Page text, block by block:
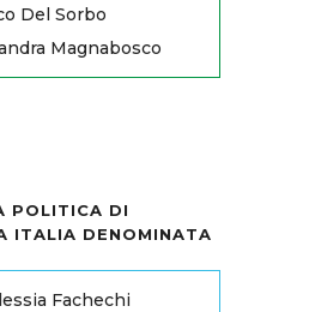
Del Sorbo
Magnabosco
POLITICA DI
ITALIA DENOMINATA
Fachechi